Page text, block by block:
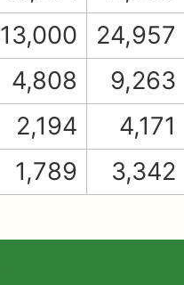
13,000
24,957
4,808
9,263
2,194
4,171
1,789 3,342